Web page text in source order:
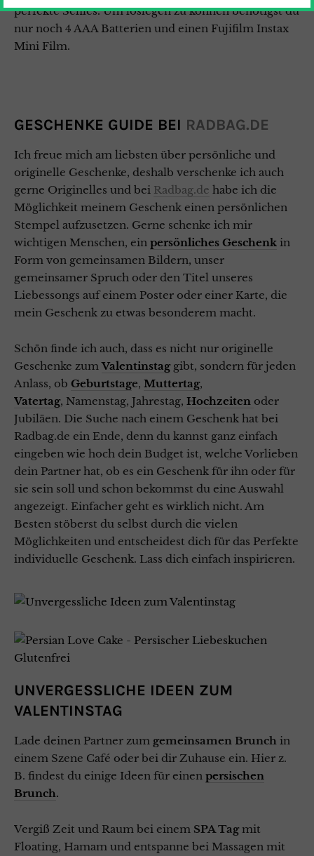
perfekte Selfies. Um loslegen zu können benötigst du
nur noch 4 AAA Batterien und einen Fujifilm Instax
Mini Film.
GESCHENKE GUIDE BEI RADBAG.DE
Ich freue mich am liebsten über persönliche und
originelle Geschenke, deshalb verschenke ich auch
gerne Originelles und bei Radbag.de habe ich die
Möglichkeit meinem Geschenk einen persönlichen
Stempel aufzusetzen. Gerne schenke ich mir
wichtigen Menschen, ein persönliches Geschenk in
Form von gemeinsamen Bildern, unser
gemeinsamer Spruch oder den Titel unseres
Liebessongs auf einem Poster oder einer Karte, die
mein Geschenk zu etwas besonderem macht.
Schön finde ich auch, dass es nicht nur originelle
Geschenke zumValentinstag gibt, sondern für jeden
Anlass, ob Geburtstage, Muttertag,
Vatertag, Namenstag, Jahrestag, Hochzeiten oder
Jubiläen. Die Suche nach einem Geschenk hat bei
Radbag.de ein Ende, denn du kannst ganz einfach
eingeben wie hoch dein Budget ist, welche Vorlieben
dein Partner hat, ob es ein Geschenk für ihn oder für
sie sein soll und schon bekommst du eine Auswahl
angezeigt. Einfacher geht es wirklich nicht. Am
Besten stöberst du selbst durch die vielen
Möglichkeiten und entscheidest dich für das Perfekte
individuelle Geschenk. Lass dich einfach inspirieren.
UNVERGESSLICHE IDEEN ZUM
VALENTINSTAG
Lade deinen Partner zum gemeinsamen Brunch in
einem Szene Café oder bei dir Zuhause ein. Hier z.
B. findest du einige Ideen für einen persischen
Brunch.
Vergiß Zeit und Raum bei einem SPA Tag mit
Floating, Hamam und entspanne bei Massagen mit